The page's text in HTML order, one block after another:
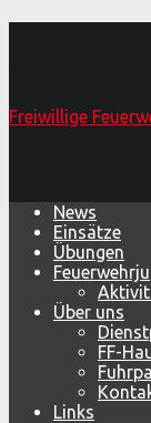
Freiwillige
News
Einsätze
Übungen
Über uns
FF-
Links